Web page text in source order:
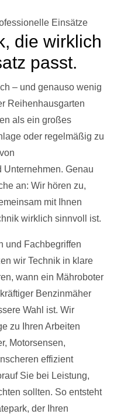
Einsätze
die wirklich
passt.
– und genauso wenig
Reihenhausgarten
als ein großes
oder regelmäßig zu
Unternehmen. Genau
an: Wir hören zu,
mit Ihnen
wirklich sinnvoll ist.
und Fachbegriffen
wir Technik in klare
wann ein Mähroboter
Benzinmäher
Wahl ist. Wir
zu Ihren Arbeiten
Motorsensen,
effizient
Sie bei Leistung,
sollten. So entsteht
der Ihren